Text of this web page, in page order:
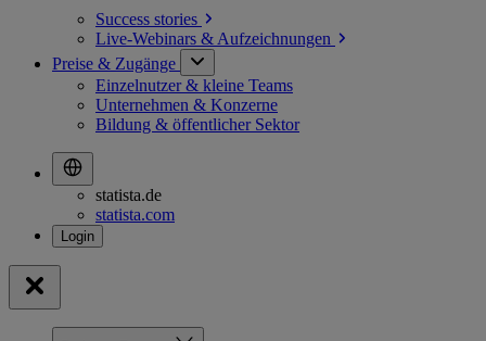
Success stories
Live-Webinars & Aufzeichnungen
Preise & Zugänge
Einzelnutzer & kleine Teams
Unternehmen & Konzerne
Bildung & öffentlicher Sektor
statista.de
statista.com